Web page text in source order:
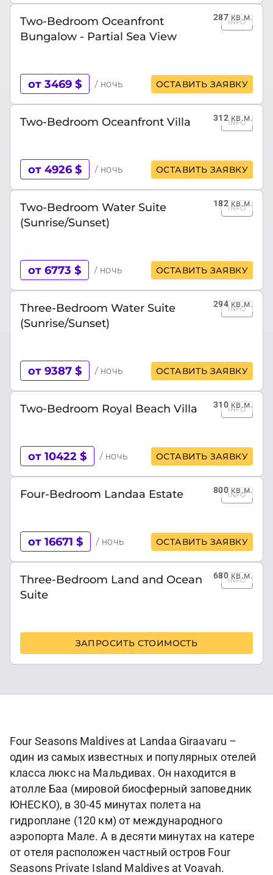
287кв.м.
Two-Bedroom Oceanfront
Bungalow - Partial Sea View
INFO
от 3469 $ / ночь ОСТАВИТЬ ЗАЯВКУ
312кв.м.
Two-Bedroom Oceanfront Villa INFO
от 4926 $ / ночь ОСТАВИТЬ ЗАЯВКУ
182кв.м.
Two-Bedroom Water Suite
(Sunrise/Sunset)
INFO
от 6773 $ / ночь ОСТАВИТЬ ЗАЯВКУ
294кв.м.
Three-Bedroom Water Suite
(Sunrise/Sunset)
INFO
от 9387 $ / ночь ОСТАВИТЬ ЗАЯВКУ
310кв.м.
Two-Bedroom Royal Beach Villa INFO
от 10422 $ / ночь ОСТАВИТЬ ЗАЯВКУ
800кв.м.
Four-Bedroom Landaa Estate INFO
от 16671 $ / ночь ОСТАВИТЬ ЗАЯВКУ
680кв.м.
Three-Bedroom Land and Ocean
Suite
INFO
ЗАПРОСИТЬ СТОИМОСТЬ
Four Seasons Maldives at Landaa Giraavaru –
один из самых известных и популярных отелей
класса люкс на Мальдивах. Он находится в
атолле Баа (мировой биосферный заповедник
ЮНЕСКО), в 30-45 минутах полета на
гидроплане (120 км) от международного
аэропорта Мале. А в десяти минутах на катере
от отеля расположен частный остров Four
Seasons Private Island Maldives at Voavah.